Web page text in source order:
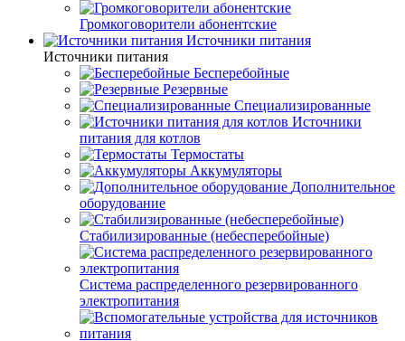
Громкоговорители абонентские
Источники питания
Источники питания
Бесперебойные
Резервные
Специализированные
Источники
питания для котлов
Термостаты
Аккумуляторы
Дополнительное
оборудование
Стабилизированные (небесперебойные)
Система распределенного резервированного
электропитания